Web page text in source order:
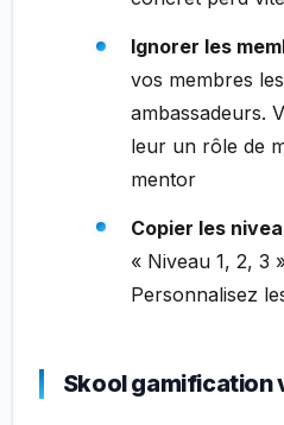
Ignorer les
vos membres
ambassadeurs.
leur un rôle de
mentor
Copier les
« Niveau 1, 2, 3
Personnalisez
Skool gamification